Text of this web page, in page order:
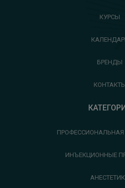
КУРСЫ
БРЕНДЫ
ИНЪЕКЦИОННЫЕ